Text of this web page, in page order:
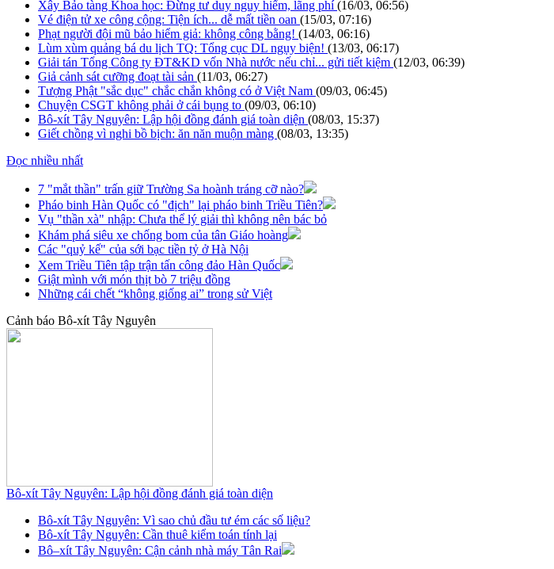
Xây Bảo tàng Khoa học: Đừng tư duy nguy hiểm, lãng phí(16/03, 06:56)
Vé điện tử xe công cộng: Tiện ích... dễ mất tiền oan (15/03, 07:16)
Phạt người đội mũ bảo hiểm giả: không công bằng! (14/03, 06:16)
Lùm xùm quảng bá du lịch TQ: Tổng cục DL ngụy biện! (13/03, 06:17)
Giải tán Tổng Công ty ĐT&KD vốn Nhà nước nếu chỉ... gửi tiết kiệm (12/03, 06:39)
Giả cảnh sát cưỡng đoạt tài sản (11/03, 06:27)
Tượng Phật "sắc dục" chắc chắn không có ở Việt Nam (09/03, 06:45)
Chuyện CSGT không phải ở cái bụng to (09/03, 06:10)
Bô-xít Tây Nguyên: Lập hội đồng đánh giá toàn diện (08/03, 15:37)
Giết chồng vì nghi bồ bịch: ăn năn muộn màng (08/03, 13:35)
Đọc nhiều nhất
7 "mắt thần" trấn giữ Trường Sa hoành tráng cỡ nào?
Pháo binh Hàn Quốc có "địch" lại pháo binh Triều Tiên?
Vụ "thần xà" nhập: Chưa thể lý giải thì không nên bác bỏ
Khám phá siêu xe chống bom của tân Giáo hoàng
Các "quỷ kế" của sới bạc tiền tỷ ở Hà Nội
Xem Triều Tiên tập trận tấn công đảo Hàn Quốc
Giật mình với món thịt bò 7 triệu đồng
Những cái chết “không giống ai” trong sử Việt
Cảnh báo Bô-xít Tây Nguyên
Bô-xít Tây Nguyên: Lập hội đồng đánh giá toàn diện
Bô-xít Tây Nguyên: Vì sao chủ đầu tư ém các số liệu?
Bô-xít Tây Nguyên: Cần thuê kiểm toán tính lại
Bô–xít Tây Nguyên: Cận cảnh nhà máy Tân Rai